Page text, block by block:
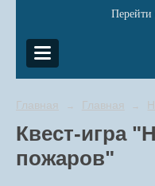
Главная → Главная →
Квест-игра
пожаров"